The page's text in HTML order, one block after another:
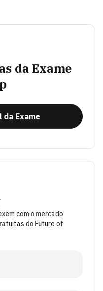
da Exame
da Exame
com o mercado
do Future of